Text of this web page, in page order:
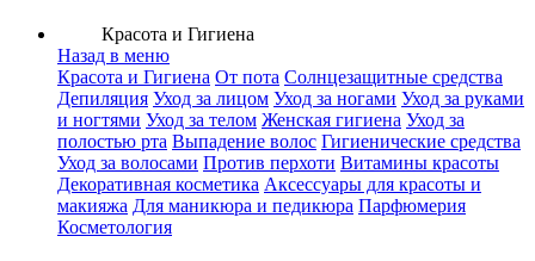
Красота и Гигиена
Назад в меню
Красота и Гигиена От пота Солнцезащитные средства
Депиляция Уход за лицом Уход за ногами Уход за руками
и ногтями Уход за телом Женская гигиена Уход за
полостью рта Выпадение волос Гигиенические средства
Уход за волосами Против перхоти Витамины красоты
Декоративная косметика Аксессуары для красоты и
макияжа Для маникюра и педикюра Парфюмерия
Косметология